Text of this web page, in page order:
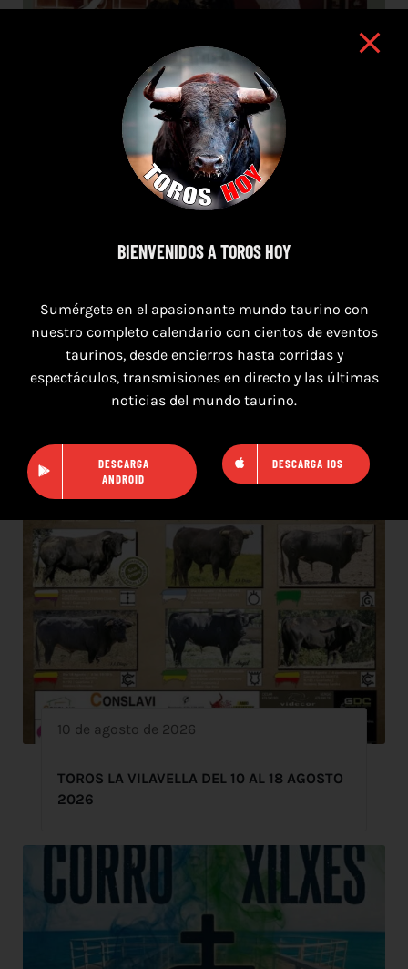
TOROS NAVAS DE SAN JUAN 9 AGOSTO
2026
10 de agosto de 2026
TOROS LA VILAVELLA DEL 10 AL 18 AGOSTO
2026
BIENVENIDOS A TOROS HOY
Sumérgete en el apasionante mundo taurino con
nuestro completo calendario con cientos de eventos
taurinos, desde encierros hasta corridas y
espectáculos, transmisiones en directo y las últimas
noticias del mundo taurino.
DESCARGA
ANDROID
DESCARGA IOS